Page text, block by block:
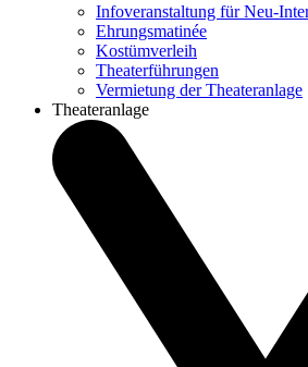
Infoveranstaltung für Neu-
Ehrungsmatinée
Kostümverleih
Theaterführungen
Vermietung der Theateranlage
Theateranlage